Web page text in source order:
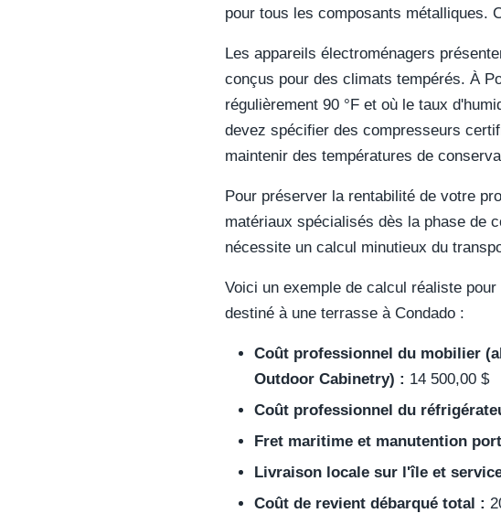
pour tous les composants métalliques.
Les appareils électroménagers
conçus pour des climats tempérés. À
régulièrement 90 °F et où le taux
devez spécifier des compresseurs
maintenir des températures de
Pour préserver la rentabilité de votre
matériaux spécialisés dès la phase de
nécessite un calcul minutieux du
Voici un exemple de calcul réaliste
destiné à une terrasse à Condado :
Coût professionnel du mobilier
Outdoor Cabinetry) : 14 500,00 $
Coût professionnel du
Fret maritime et manutention
Livraison locale sur l'île et
Coût de revient débarqué total :